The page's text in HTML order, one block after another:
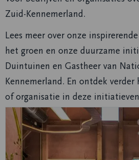
Zuid-Kennemerland.
Lees meer over onze
het groen en onze duurzame
Duintuinen en Gastheer van
Kennemerland. En ontdek
of organisatie in deze
Lees
meer
over
Vergaderen